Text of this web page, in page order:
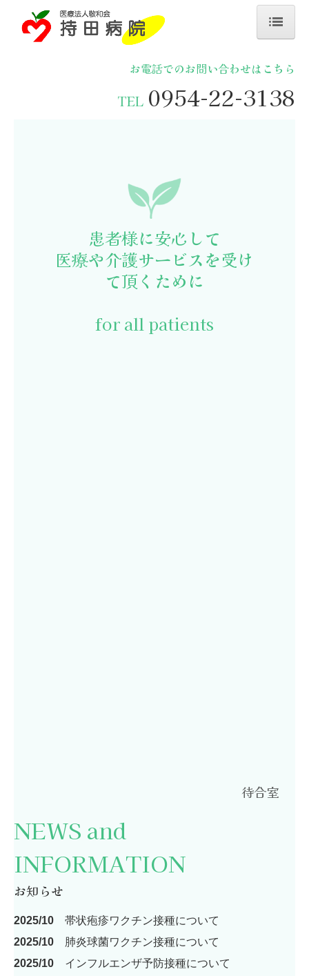
採用情報
お電話でのお問い合わせはこちら
TEL 0954-22-3138
患者様に安心して
医療や介護サービスを受け
て頂くために
for all patients
待合室
NEWS and
INFORMATION
お知らせ
2025/10 帯状疱疹ワクチン接種について
2025/10
肺炎球菌ワクチン接種について
2025/10 インフルエンザ予防接種について